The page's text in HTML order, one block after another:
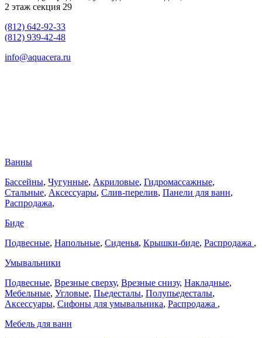
2 этаж секция 29
(812) 642-92-33
(812) 939-42-48
info@aquacera.ru
Ванны
Бассейны, Чугунные, Акриловые, Гидромассажные,
Стальные, Аксессуары, Слив-перелив, Панели для ванн,
Распродажа,
Биде
Подвесные, Напольные, Сиденья, Крышки-биде, Распродажа ,
Умывальники
Подвесные, Врезные сверху, Врезные снизу, Накладные,
Мебельные, Угловые, Пьедесталы, Полупьедесталы,
Аксессуары, Сифоны для умывальника, Распродажа ,
Мебель для ванн